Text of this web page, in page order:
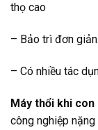
thọ cao
– Bảo trì đơn giản.
– Có nhiều tác
Máy thổi khi con
công nghiệp